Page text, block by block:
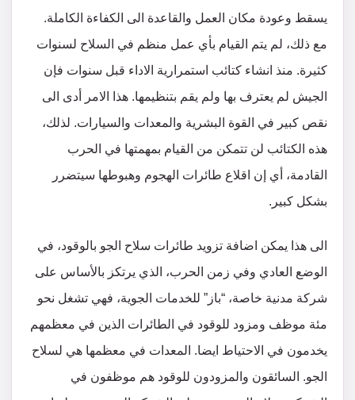
يسقط وعودة مكان العمل والقاعدة الى الكفاءة الكاملة.
مع ذلك، لم يتم القيام بأي عمل منظم في السلاح لسنوات
كثيرة. منذ انشاء كتائب استمرارية الاداء قبل سنوات فإن
الجيش لم يعترف بها ولم يقم بتنظيمها. هذا الامر أدى الى
نقص كبير في القوة البشرية والمعدات والسيارات. لذلك،
هذه الكتائب لن تتمكن من القيام بمهمتها في الحرب
القادمة، أي إن اقلاع طائرات الهجوم وهبوطها سيتضرر
بشكل كبير.
الى هذا يمكن اضافة تزويد طائرات سلاح الجو بالوقود، في
الوضع العادي وفي زمن الحرب، الذي يرتكز بالأساس على
شركة مدنية خاصة، “باز” للخدمات الجوية، فهي تشغل نحو
مئة موظف ومزود للوقود في الطائرات الذين في معظمهم
يخدمون في الاحتياط ايضا. المعدات في معظمها هي لسلاح
الجو. السائقون والمزودون للوقود هم موظفون في